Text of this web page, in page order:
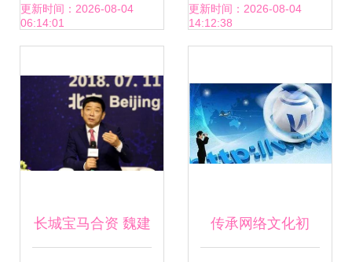
流程解析
更新时间：2026-08-04
06:14:01
网推广数据发布会
经营展新姿
更新时间：2026-08-04
14:12:38
长城宝马合资 魏建 传承网络文化初